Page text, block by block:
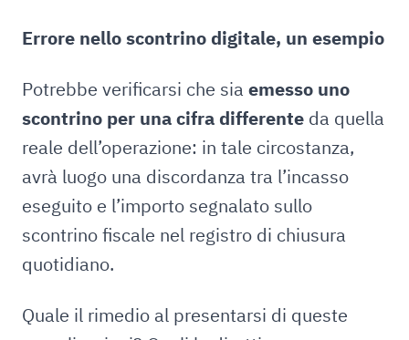
Errore nello scontrino digitale, un esempio
Potrebbe verificarsi che sia emesso uno
scontrino per una cifra differente da quella
reale dell’operazione: in tale circostanza,
avrà luogo una discordanza tra l’incasso
eseguito e l’importo segnalato sullo
scontrino fiscale nel registro di chiusura
quotidiano.
Quale il rimedio al presentarsi di queste